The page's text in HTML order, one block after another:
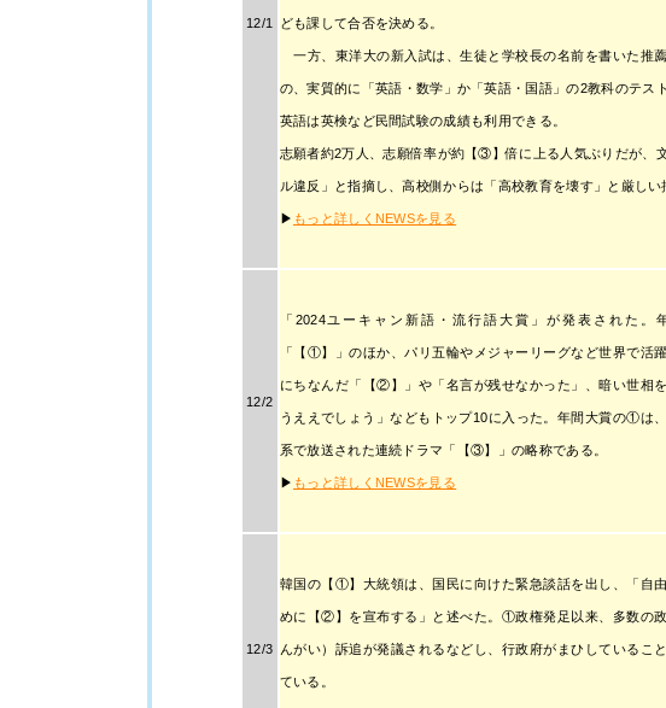
12/1 ども課して合否を決める。
一方、東洋大の新入試は、生徒と学校長の名前を書いた推
の、実質的に「英語・数学」か「英語・国語」の2教科のテス
英語は英検など民間試験の成績も利用できる。
志願者約2万人、志願倍率が約【③】倍に上る人気ぶりだが、
ル違反」と指摘し、高校側からは「高校教育を壊す」と厳しい
▶ もっと詳しくNEWSを見る
12/2
「2024ユーキャン新語・流行語大賞」が発表された。
「【①】」のほか、パリ五輪やメジャーリーグなど世界で活
にちなんだ「【②】」や「名言が残せなかった」、暗い世相
うええでしょう」などもトップ10に入った。年間大賞の①は
系で放送された連続ドラマ「【③】」の略称である。
▶ もっと詳しくNEWSを見る
12/3
韓国の【①】大統領は、国民に向けた緊急談話を出し、「自
めに【②】を宣布する」と述べた。①政権発足以来、多数の
んがい）訴追が発議されるなどし、行政府がまひしているこ
ている。